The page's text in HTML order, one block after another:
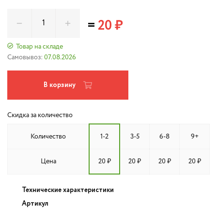
Товар на складе
Самовывоз: 07.08.2026
=20 ₽
В корзину
Скидка за количество
Количество 1-2 3-5 6-8 9+
Цена 20 ₽ 20 ₽ 20 ₽ 20 ₽
Технические характеристики
Артикул